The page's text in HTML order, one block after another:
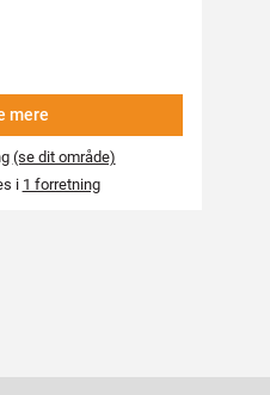
mere
(se dit område)
i 1 forretning